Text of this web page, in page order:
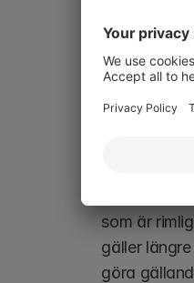
Information
I
som är
gäller
göra